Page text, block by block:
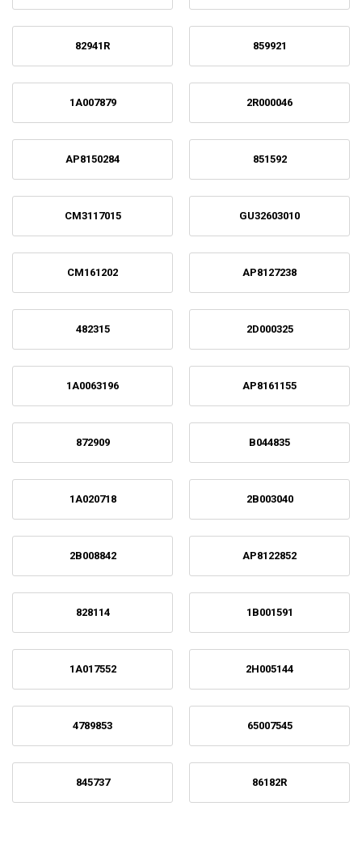
82941R 859921
1A007879 2R000046
AP8150284 851592
CM3117015 GU32603010
CM161202 AP8127238
482315 2D000325
1A0063196 AP8161155
872909 B044835
1A020718 2B003040
2B008842 AP8122852
828114 1B001591
1A017552 2H005144
4789853 65007545
845737 86182R